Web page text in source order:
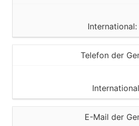
Telefon der
E-Mail der